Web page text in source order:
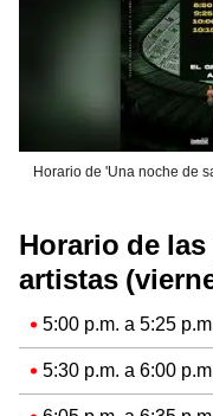
Horario de 'Una noche de
Horario de
artistas
5:00 p.m. a 5:25
5:30 p.m. a 6:00